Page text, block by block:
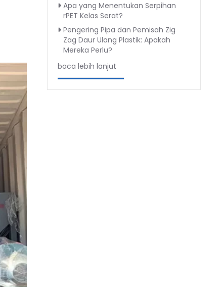
Apa yang Menentukan Serpihan
rPET Kelas Serat?
Pengering Pipa dan Pemisah Zig
Zag Daur Ulang Plastik: Apakah
Mereka Perlu?
baca lebih lanjut